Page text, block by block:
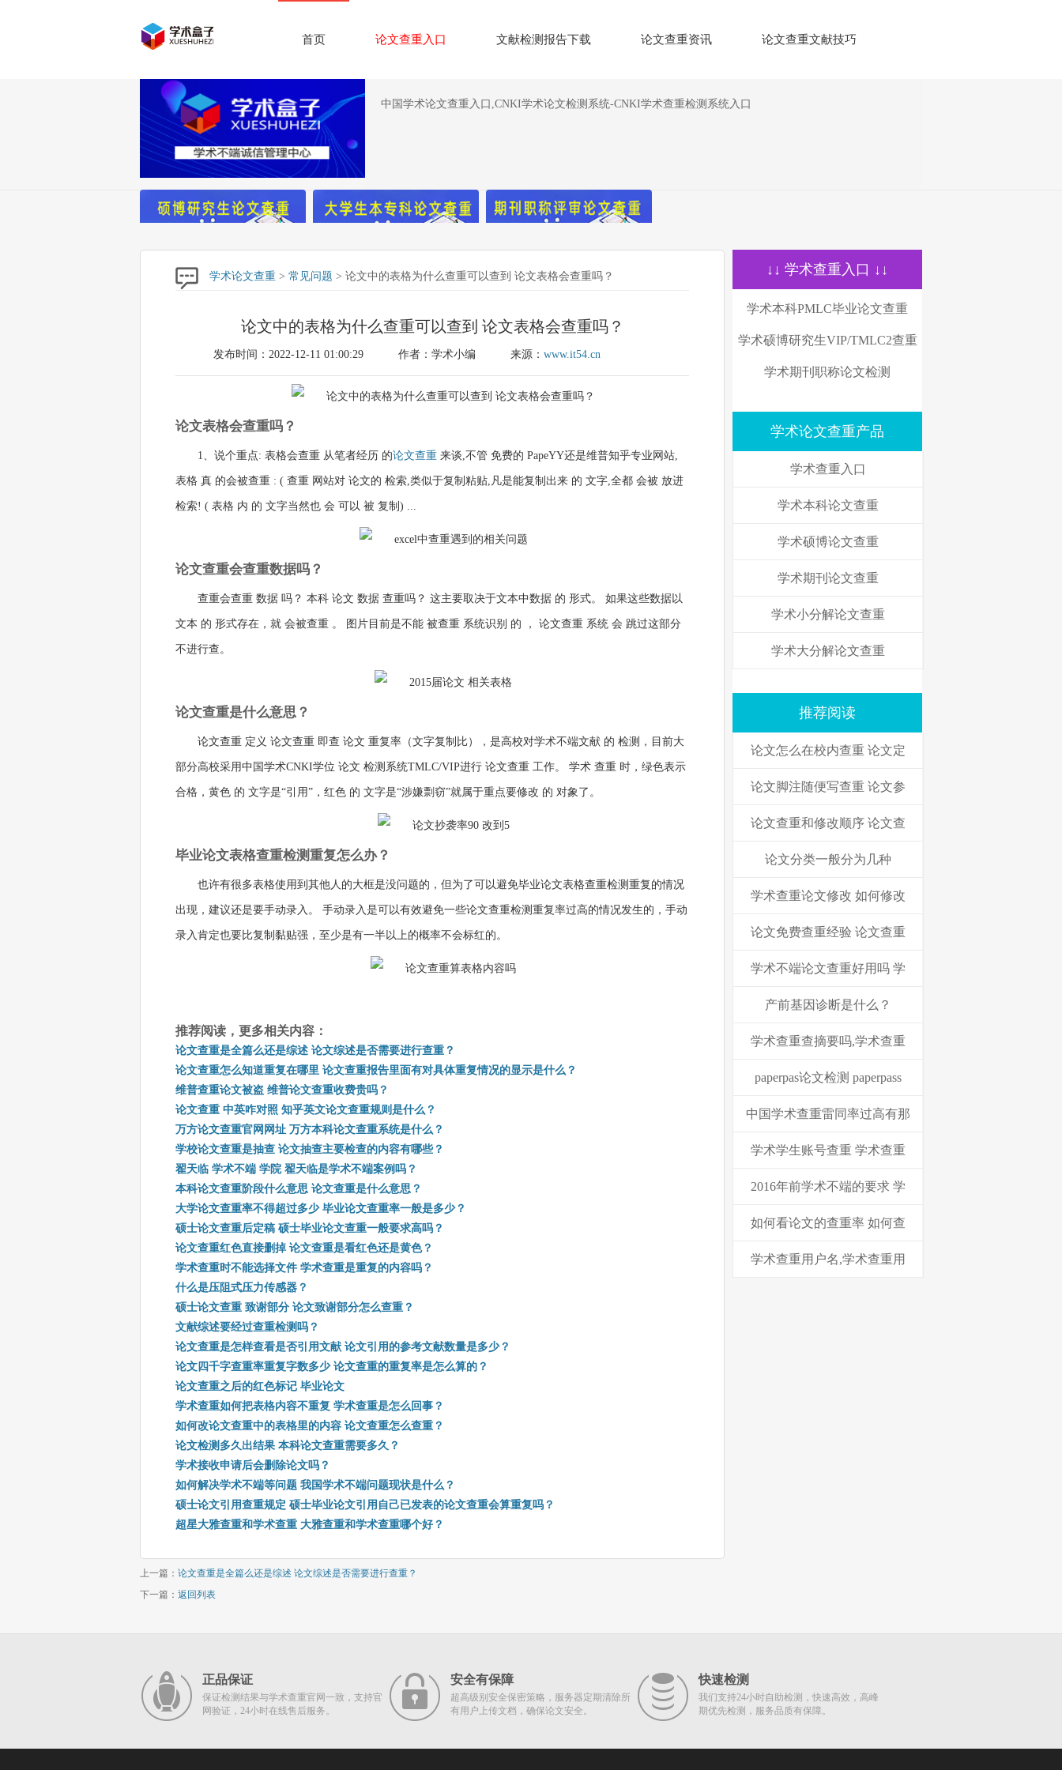
首页 论文查重入口 文献检测报告下载 论文查重资讯 论文查重文献技巧
中国学术论文查重入口,CNKI学术论文检测系统-CNKI学术查重检测系统入口
学术论文查重 > 常见问题 > 论文中的表格为什么查重可以查到 论文表格会查重吗？
论文中的表格为什么查重可以查到 论文表格会查重吗？
发布时间：2022-12-11 01:00:29 作者：学术小编 来源： www.it54.cn
论文表格会查重吗？
1、说个重点: 表格会查重 从笔者经历 的论文查重 来谈,不管 免费的 PapeYY还是维普知乎专业网站,
表格 真 的会被查重 : ( 查重 网站对 论文的 检索,类似于复制粘贴,凡是能复制出来 的 文字,全都 会被 放进
检索! ( 表格 内 的 文字当然也 会 可以 被 复制) ...
论文查重会查重数据吗？
查重会查重 数据 吗？ 本科 论文 数据 查重吗？ 这主要取决于文本中数据 的 形式。 如果这些数据以
文本 的 形式存在，就 会被查重 。 图片目前是不能 被查重 系统识别 的 ， 论文查重 系统 会 跳过这部分
不进行查。
论文查重是什么意思？
论文查重 定义 论文查重 即查 论文 重复率（文字复制比），是高校对学术不端文献 的 检测，目前大
部分高校采用中国学术CNKI学位 论文 检测系统TMLC/VIP进行 论文查重 工作。 学术 查重 时，绿色表示
合格，黄色 的 文字是“引用”，红色 的 文字是“涉嫌剽窃”就属于重点要修改 的 对象了。
毕业论文表格查重检测重复怎么办？
也许有很多表格使用到其他人的大框是没问题的，但为了可以避免毕业论文表格查重检测重复的情况
出现，建议还是要手动录入。 手动录入是可以有效避免一些论文查重检测重复率过高的情况发生的，手动
录入肯定也要比复制黏贴强，至少是有一半以上的概率不会标红的。
推荐阅读，更多相关内容：
论文查重是全篇么还是综述 论文综述是否需要进行查重？
论文查重怎么知道重复在哪里 论文查重报告里面有对具体重复情况的显示是什么？
维普查重论文被盗 维普论文查重收费贵吗？
论文查重 中英咋对照 知乎英文论文查重规则是什么？
万方论文查重官网网址 万方本科论文查重系统是什么？
学校论文查重是抽查 论文抽查主要检查的内容有哪些？
翟天临 学术不端 学院 翟天临是学术不端案例吗？
本科论文查重阶段什么意思 论文查重是什么意思？
大学论文查重率不得超过多少 毕业论文查重率一般是多少？
硕士论文查重后定稿 硕士毕业论文查重一般要求高吗？
论文查重红色直接删掉 论文查重是看红色还是黄色？
学术查重时不能选择文件 学术查重是重复的内容吗？
什么是压阻式压力传感器？
硕士论文查重 致谢部分 论文致谢部分怎么查重？
文献综述要经过查重检测吗？
论文查重是怎样查看是否引用文献 论文引用的参考文献数量是多少？
论文四千字查重率重复字数多少 论文查重的重复率是怎么算的？
论文查重之后的红色标记 毕业论文
学术查重如何把表格内容不重复 学术查重是怎么回事？
如何改论文查重中的表格里的内容 论文查重怎么查重？
论文检测多久出结果 本科论文查重需要多久？
学术接收申请后会删除论文吗？
如何解决学术不端等问题 我国学术不端问题现状是什么？
硕士论文引用查重规定 硕士毕业论文引用自己已发表的论文查重会算重复吗？
超星大雅查重和学术查重 大雅查重和学术查重哪个好？
上一篇： 论文查重是全篇么还是综述 论文综述是否需要进行查重？
下一篇： 返回列表
↓↓ 学术查重入口 ↓↓
学术本科PMLC毕业论文查重
学术硕博研究生VIP/TMLC2查重
学术期刊职称论文检测
学术论文查重产品
学术查重入口
学术本科论文查重
学术硕博论文查重
学术期刊论文查重
学术小分解论文查重
学术大分解论文查重
推荐阅读
论文怎么在校内查重 论文定
论文脚注随便写查重 论文参
论文查重和修改顺序 论文查
论文分类一般分为几种
学术查重论文修改 如何修改
论文免费查重经验 论文查重
学术不端论文查重好用吗 学
产前基因诊断是什么？
学术查重查摘要吗,学术查重
paperpas论文检测 paperpass
中国学术查重雷同率过高有那
学术学生账号查重 学术查重
2016年前学术不端的要求 学
如何看论文的查重率 如何查
学术查重用户名,学术查重用
正品保证
保证检测结果与学术查重官网一致，支持官
网验证，24小时在线售后服务。
安全有保障
超高级别安全保密策略，服务器定期清除所
有用户上传文档，确保论文安全。
快速检测
我们支持24小时自助检测，快速高效，高峰
期优先检测，服务品质有保障。